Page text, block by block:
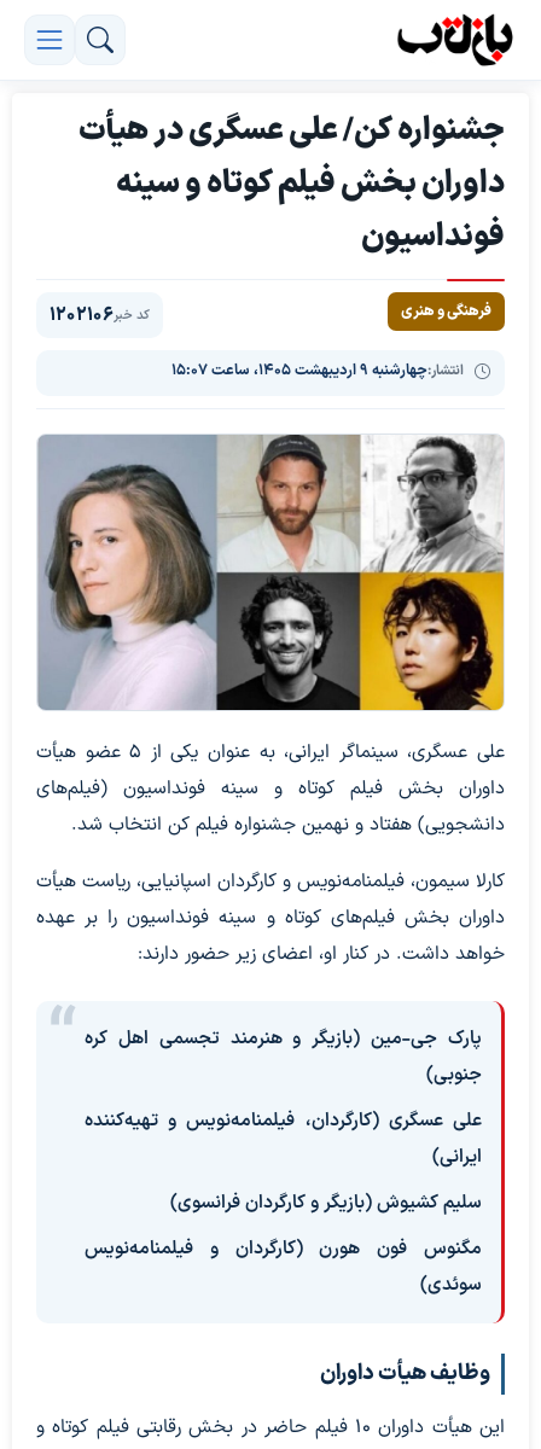
جشنواره کن/ علی عسگری در هیأت
داوران بخش فیلم کوتاه و سینه
فونداسیون
فرهنگی و هنری
انتشار:چهارشنبه ۹ اردیبهشت ۱۴۰۵، ساعت ۱۵:۰۷
کد خبر1202106
علی عسگری، سینماگر ایرانی، به عنوان یکی از ۵ عضو هیأت
داوران بخش فیلم کوتاه و سینه فونداسیون (فیلم‌های
دانشجویی) هفتاد و نهمین جشنواره فیلم کن انتخاب شد.
کارلا سیمون، فیلمنامه‌نویس و کارگردان اسپانیایی، ریاست هیأت
داوران بخش فیلم‌های کوتاه و سینه فونداسیون را بر عهده
خواهد داشت. در کنار او، اعضای زیر حضور دارند:
پارک جی-مین (بازیگر و هنرمند تجسمی اهل کره
جنوبی)
علی عسگری (کارگردان، فیلمنامه‌نویس و تهیه‌کننده
ایرانی)
سلیم کشیوش (بازیگر و کارگردان فرانسوی)
مگنوس فون هورن (کارگردان و فیلمنامه‌نویس
سوئدی)
وظایف هیأت داوران
این هیأت داوران ۱۰ فیلم حاضر در بخش رقابتی فیلم کوتاه و